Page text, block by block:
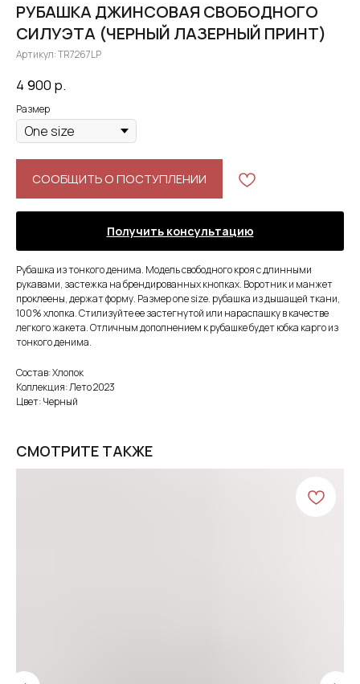
РУБАШКА ДЖИНСОВАЯ СВОБОДНОГО
СИЛУЭТА (ЧЕРНЫЙ ЛАЗЕРНЫЙ ПРИНТ)
Артикул:TR7267LP
4 900 р.
Размер
СООБЩИТЬ О ПОСТУПЛЕНИИ
Получить консультацию
Рубашка из тонкого денима. Модель свободного кроя с длинными
рукавами, застежка на брендированных кнопках. Воротник и манжет
проклеены, держат форму. Размер one size. рубашка из дышащей ткани,
100% хлопка. Стилизуйте ее застегнутой или нараспашку в качестве
легкого жакета. Отличным дополнением к рубашке будет юбка карго из
тонкого денима.
Состав: Хлопок
Коллекция: Лето 2023
Цвет: Черный
СМОТРИТЕ ТАКЖЕ